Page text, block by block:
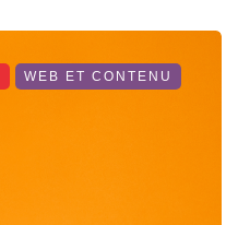
WEB ET CONTENU